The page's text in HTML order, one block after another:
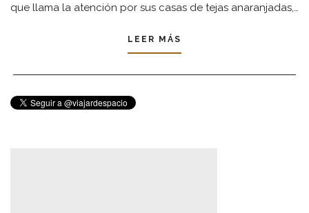
que llama la atención por sus casas de tejas anaranjadas,…
LEER MÁS